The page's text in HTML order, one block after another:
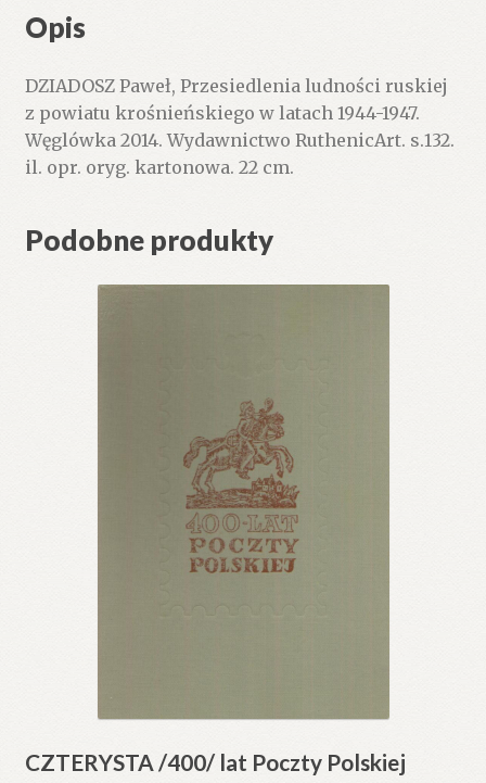
Opis
DZIADOSZ Paweł, Przesiedlenia ludności ruskiej
z powiatu krośnieńskiego w latach 1944-1947.
Węglówka 2014. Wydawnictwo RuthenicArt. s.132.
il. opr. oryg. kartonowa. 22 cm.
Podobne produkty
CZTERYSTA /400/ lat Poczty Polskiej